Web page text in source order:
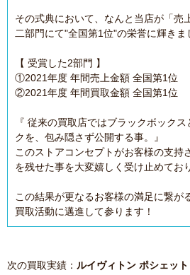
その式典において、なんと当店が「売
二部門にて"全国第1位"の栄誉に輝きま
【 受賞した2部門 】
①2021年度 年間売上金額 全国第1位
②2021年度 年間買取金額 全国第1位
『 従来の買取店ではブラックボック
クを、包み隠さず公開する事。』
このストアコンセプトがお客様の支持
を残せた事を大変嬉しく受け止めてお
この結果が更なるお客様の満足に繋が
買取活動に邁進して参ります！
次の買取実績： ルイヴィトン ポシェッ